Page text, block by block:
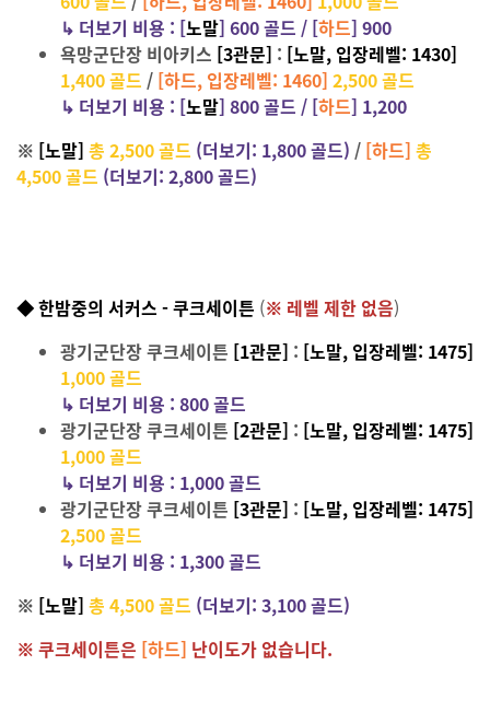
↳ 더보기 비용 : [노말] 600 골드 / [하드] 900
욕망군단장 비아키스 [3관문] : [노말, 입장레벨: 1430]
1,400 골드 / [하드, 입장레벨: 1460] 2,500 골드
↳ 더보기 비용 : [노말] 800 골드 / [하드] 1,200
※ [노말] 총 2,500 골드 (더보기: 1,800 골드) / [하드] 총
4,500 골드 (더보기: 2,800 골드)
◆ 한밤중의 서커스 - 쿠크세이튼 (※ 레벨 제한 없음)
광기군단장 쿠크세이튼 [1관문] : [노말, 입장레벨: 1475]
1,000 골드
↳ 더보기 비용 : 800 골드
광기군단장 쿠크세이튼 [2관문] : [노말, 입장레벨: 1475]
1,000 골드
↳ 더보기 비용 : 1,000 골드
광기군단장 쿠크세이튼 [3관문] : [노말, 입장레벨: 1475]
2,500 골드
↳ 더보기 비용 : 1,300 골드
※ [노말] 총 4,500 골드 (더보기: 3,100 골드)
※ 쿠크세이튼은 [하드] 난이도가 없습니다.